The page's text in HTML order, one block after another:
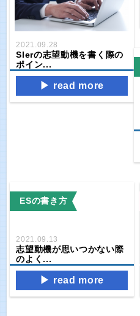
2021.09.28
SIerの志望動機を書く際の
ポイン...
read more
ESの書き方
2021.09.13
志望動機が思いつかない際
のよく...
read more